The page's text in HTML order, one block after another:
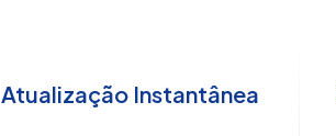
Atualização Instantânea